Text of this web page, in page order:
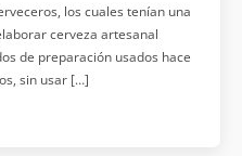
los cuales tenían una
cerveza artesanal
de preparación usados hace
sin usar […]